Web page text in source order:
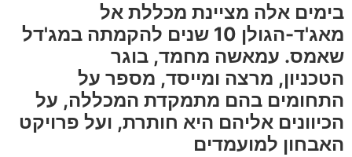
בימים אלה מציינת מכללת אל
מאג'ד-הגולן 10 שנים להקמתה במג'דל
שאמס. עמאשה מחמד, בוגר
הטכניון, מרצה ומייסד, מספר על
התחומים בהם מתמקדת המכללה, על
הכיוונים אליהם היא חותרת, ועל פרויקט
האבחון למועמדים